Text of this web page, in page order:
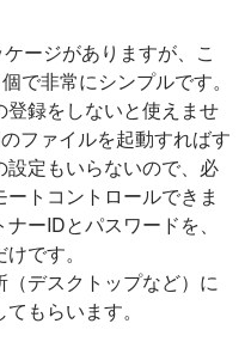
ージがありますが、こ
で非常にシンプルです。
録をしないと使えませ
ファイルを起動すればす
設定もいらないので、必
トコントロールできま
ーIDとパスワードを、
です。
デスクトップなど）に
もらいます。
る相手に、TeamViewer